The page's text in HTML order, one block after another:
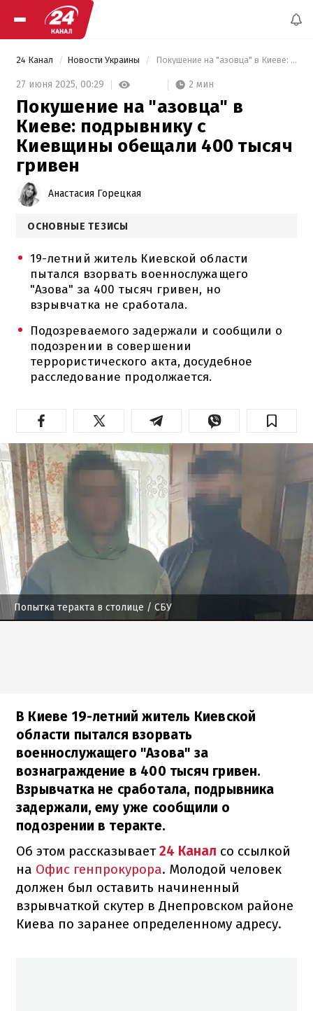
24 Канал Новости Украины Покушение на "азовца" в Киеве: подрывнику с Киевщины обещали 400 тысяч гривен
27 июня 2025, 00:29 2 мин
Покушение на "азовца" в
Киеве: подрывнику с
Киевщины обещали 400 тысяч
гривен
Анастасия Горецкая
ОСНОВНЫЕ ТЕЗИСЫ
19-летний житель Киевской области
пытался взорвать военнослужащего
"Азова" за 400 тысяч гривен, но
взрывчатка не сработала.
Подозреваемого задержали и сообщили о
подозрении в совершении
террористического акта, досудебное
расследование продолжается.
Попытка теракта в столице / СБУ
В Киеве 19-летний житель Киевской
области пытался взорвать
военнослужащего "Азова" за
вознаграждение в 400 тысяч гривен.
Взрывчатка не сработала, подрывника
задержали, ему уже сообщили о
подозрении в теракте.
Об этом рассказывает24 Канал со ссылкой
на Офис генпрокурора. Молодой человек
должен был оставить начиненный
взрывчаткой скутер в Днепровском районе
Киева по заранее определенному адресу.